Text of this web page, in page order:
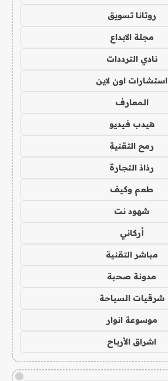
روتانا تسويق
مجلة الابداع
نادي الترددات
استشارات اون لاين
المعارف
هيدب فيديو
رمح التقنية
رذاذ التجارة
طعم وكيف
شهود نت
أركاني
مباشر التقنية
مدونة صحبة
شرقيات السياحة
موسوعة انوار
اشراق الأرباح
!